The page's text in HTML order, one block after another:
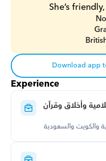
She’s
Download app
Experience
والكويت والسعودية